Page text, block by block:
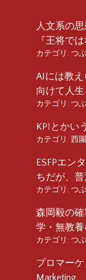
人文系の
『王将で
カテゴリ: つ
AIには教
向けて人
カテゴリ: つ
KPIとかい
カテゴリ: 西
ESFPエン
ちだが、
カテゴリ: つ
森岡毅の
学・無教養
カテゴリ: つ
プロマー
Marketing